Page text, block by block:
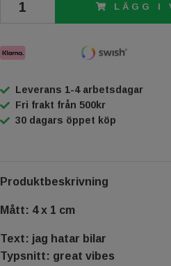
LÄGG I
Leverans 1-4 arbetsdagar
Fri frakt från 500kr
30 dagars öppet köp
Produktbeskrivning
Mått: 4 x 1 cm
Text: jag hatar bilar
Typsnitt: great vibes